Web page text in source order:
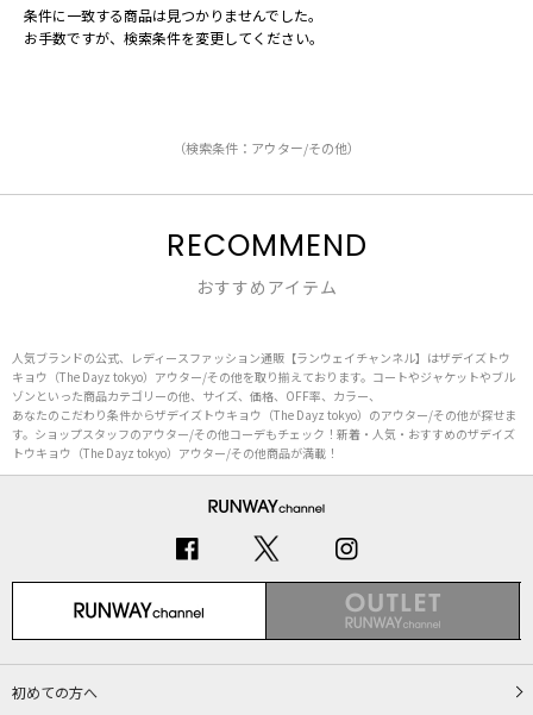
条件に一致する商品は見つかりませんでした。
お手数ですが、検索条件を変更してください。
（検索条件：アウター/その他）
RECOMMEND
おすすめアイテム
人気ブランドの公式、レディースファッション通販【ランウェイチャンネル】はザデイズトウ
キョウ（The Dayz tokyo）アウター/その他を取り揃えております。コートやジャケットやブル
ゾンといった商品カテゴリーの他、サイズ、価格、OFF率、カラー、
あなたのこだわり条件からザデイズトウキョウ（The Dayz tokyo）のアウター/その他が探せま
す。ショップスタッフのアウター/その他コーデもチェック！新着・人気・おすすめのザデイズ
トウキョウ（The Dayz tokyo）アウター/その他商品が満載！
初めての方へ